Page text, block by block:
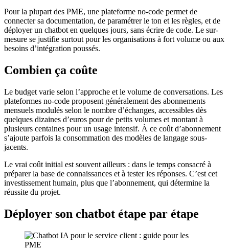
Pour la plupart des PME, une plateforme no-code permet de
connecter sa documentation, de paramétrer le ton et les règles, et de
déployer un chatbot en quelques jours, sans écrire de code. Le sur-
mesure se justifie surtout pour les organisations à fort volume ou aux
besoins d’intégration poussés.
Combien ça coûte
Le budget varie selon l’approche et le volume de conversations. Les
plateformes no-code proposent généralement des abonnements
mensuels modulés selon le nombre d’échanges, accessibles dès
quelques dizaines d’euros pour de petits volumes et montant à
plusieurs centaines pour un usage intensif. À ce coût d’abonnement
s’ajoute parfois la consommation des modèles de langage sous-
jacents.
Le vrai coût initial est souvent ailleurs : dans le temps consacré à
préparer la base de connaissances et à tester les réponses. C’est cet
investissement humain, plus que l’abonnement, qui détermine la
réussite du projet.
Déployer son chatbot étape par étape